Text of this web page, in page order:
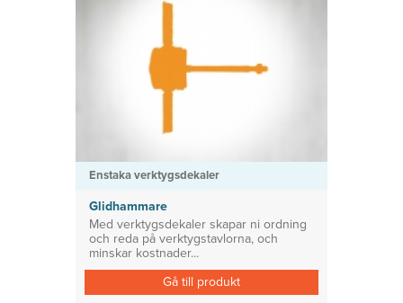
Enstaka verktygsdekaler
Glidhammare
Med verktygsdekaler skapar ni ordning
och reda på verktygstavlorna, och
minskar kostnader...
Gå till produkt